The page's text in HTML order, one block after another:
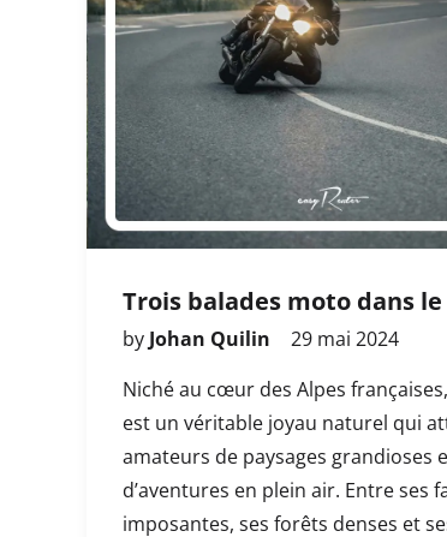
Trois balades moto dans
by Johan Quilin
29 mai 2024
Niché au cœur des Alpes
est un véritable joyau naturel qui
amateurs de paysages grandioses
d’aventures en plein air. Entre ses
imposantes, ses forêts denses et